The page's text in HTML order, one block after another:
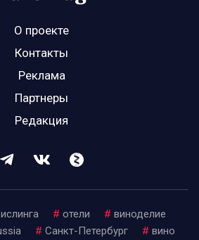
О проекте
Контакты
Реклама
Партнеры
Редакция
# отели # виноделие
# Санкт-Петербург # вино